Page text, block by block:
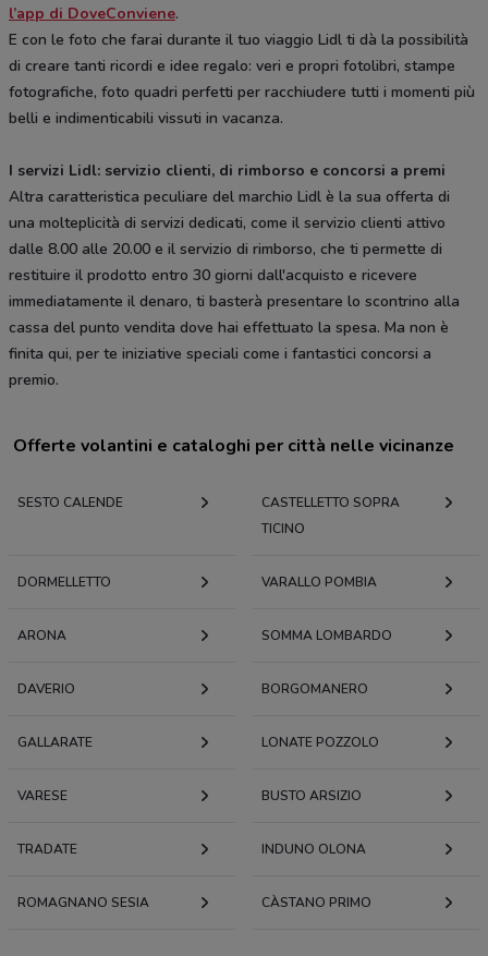
l’app di DoveConviene.
E con le foto che farai durante il tuo viaggio Lidl ti dà la possibilità
di creare tanti ricordi e idee regalo: veri e propri fotolibri, stampe
fotografiche, foto quadri perfetti per racchiudere tutti i momenti più
belli e indimenticabili vissuti in vacanza.
I servizi Lidl: servizio clienti, di rimborso e concorsi a premi
Altra caratteristica peculiare del marchio Lidl è la sua offerta di
una molteplicità di servizi dedicati, come il servizio clienti attivo
dalle 8.00 alle 20.00 e il servizio di rimborso, che ti permette di
restituire il prodotto entro 30 giorni dall'acquisto e ricevere
immediatamente il denaro, ti basterà presentare lo scontrino alla
cassa del punto vendita dove hai effettuato la spesa. Ma non è
finita qui, per te iniziative speciali come i fantastici concorsi a
premio.
Offerte volantini e cataloghi per città nelle vicinanze
SESTO CALENDE
CASTELLETTO SOPRA
TICINO
DORMELLETTO VARALLO POMBIA
ARONA SOMMA LOMBARDO
DAVERIO BORGOMANERO
GALLARATE LONATE POZZOLO
VARESE BUSTO ARSIZIO
TRADATE INDUNO OLONA
ROMAGNANO SESIA CÀSTANO PRIMO